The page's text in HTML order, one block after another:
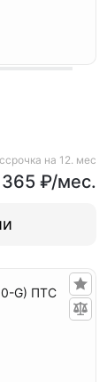
на 12. мес
365 ₽/мес.